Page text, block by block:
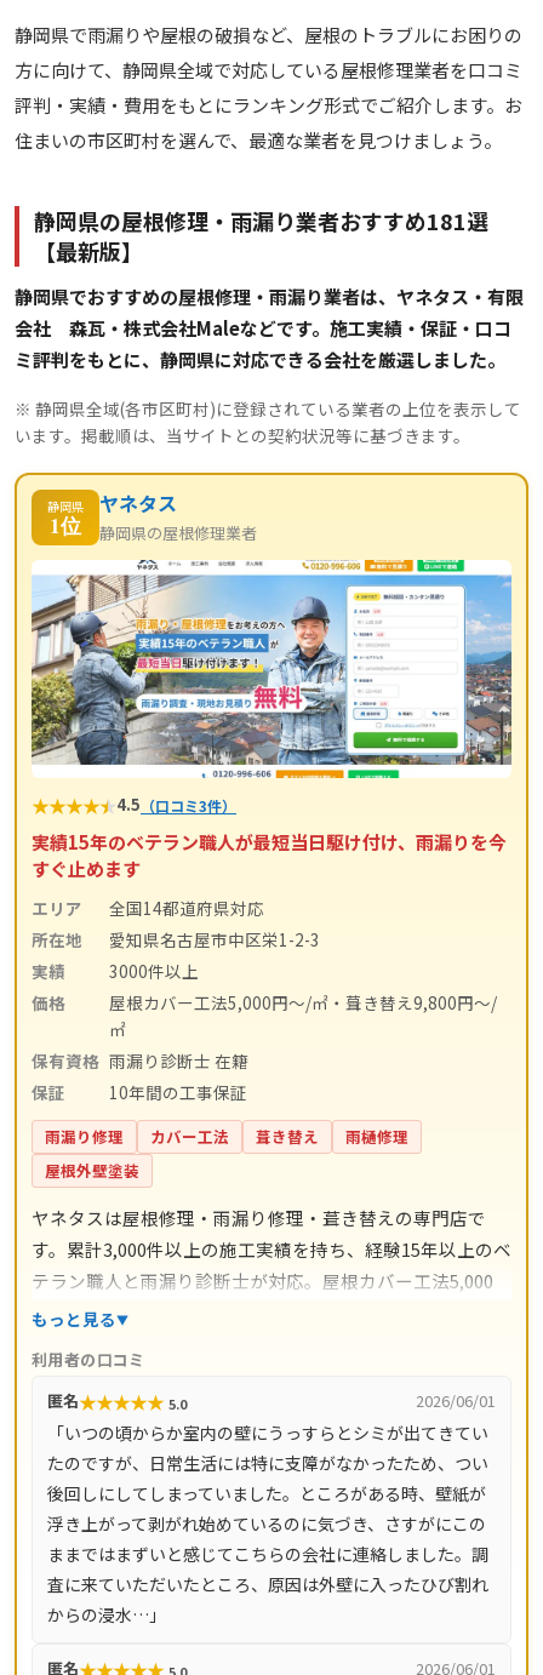
静岡県で雨漏りや屋根の破損など、屋根のトラブルにお困りの
方に向けて、静岡県全域で対応している屋根修理業者を口コミ
評判・実績・費用をもとにランキング形式でご紹介します。お
住まいの市区町村を選んで、最適な業者を見つけましょう。
静岡県の屋根修理・雨漏り業者おすすめ181選
【最新版】
静岡県でおすすめの屋根修理・雨漏り業者は、ヤネタス・有限
会社 森瓦・株式会社Maleなどです。施工実績・保証・口コ
ミ評判をもとに、静岡県に対応できる会社を厳選しました。
※ 静岡県全域(各市区町村)に登録されている業者の上位を表示して
います。掲載順は、当サイトとの契約状況等に基づきます。
静岡県
1位
ヤネタス
静岡県の屋根修理業者
★★★★★4.5 （口コミ3件）
実績15年のベテラン職人が最短当日駆け付け、雨漏りを今
すぐ止めます
エリア
全国14都道府県対応
所在地
愛知県名古屋市中区栄1-2-3
実績
3000件以上
価格
屋根カバー工法5,000円〜/㎡・葺き替え9,800円〜/
㎡
保有資格 雨漏り診断士 在籍
保証
10年間の工事保証
雨漏り修理 カバー工法 葺き替え
雨樋修理
屋根外壁塗装
ヤネタスは屋根修理・雨漏り修理・葺き替えの専門店で
す。累計3,000件以上の施工実績を持ち、経験15年以上のベ
テラン職人と雨漏り診断士が対応。屋根カバー工法5,000
円〜/㎡・葺き替え9,800円〜/㎡・漆喰工事3,000円〜/mな
る直接施工で余計な中間コストを省き、施工後は10年間の
工事保証付き。現地調査・お見積り・ドローン調査・出張
費は無料です。愛知県・岐阜県をはじめ全国14都道府県に
対応し、電話は8時〜18時、LINE・メールは24時間受付、
最短即日で駆けつけます。
もっと見る
利用者の口コミ
匿名★★★★★ 5.0 2026/06/01
「いつの頃からか室内の壁にうっすらとシミが出てきてい
たのですが、日常生活には特に支障がなかったため、つい
後回しにしてしまっていました。ところがある時、壁紙が
浮き上がって剥がれ始めているのに気づき、さすがにこの
ままではまずいと感じてこちらの会社に連絡しました。調
査に来ていただいたところ、原因は外壁に入ったひび割れ
からの浸水…」
匿名★★★★★ 2026/06/01